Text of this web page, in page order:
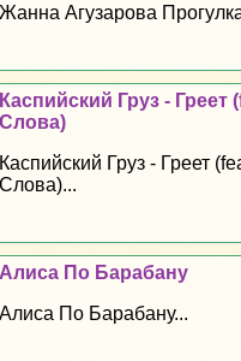
Жанна Агузарова
Каспийский Груз - Греет
Слова)
Каспийский Груз - Греет
Слова)...
Алиса По Баpaбану
Алиса По Баpaбану...